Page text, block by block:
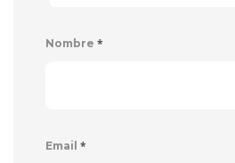
Nombre *
Email *